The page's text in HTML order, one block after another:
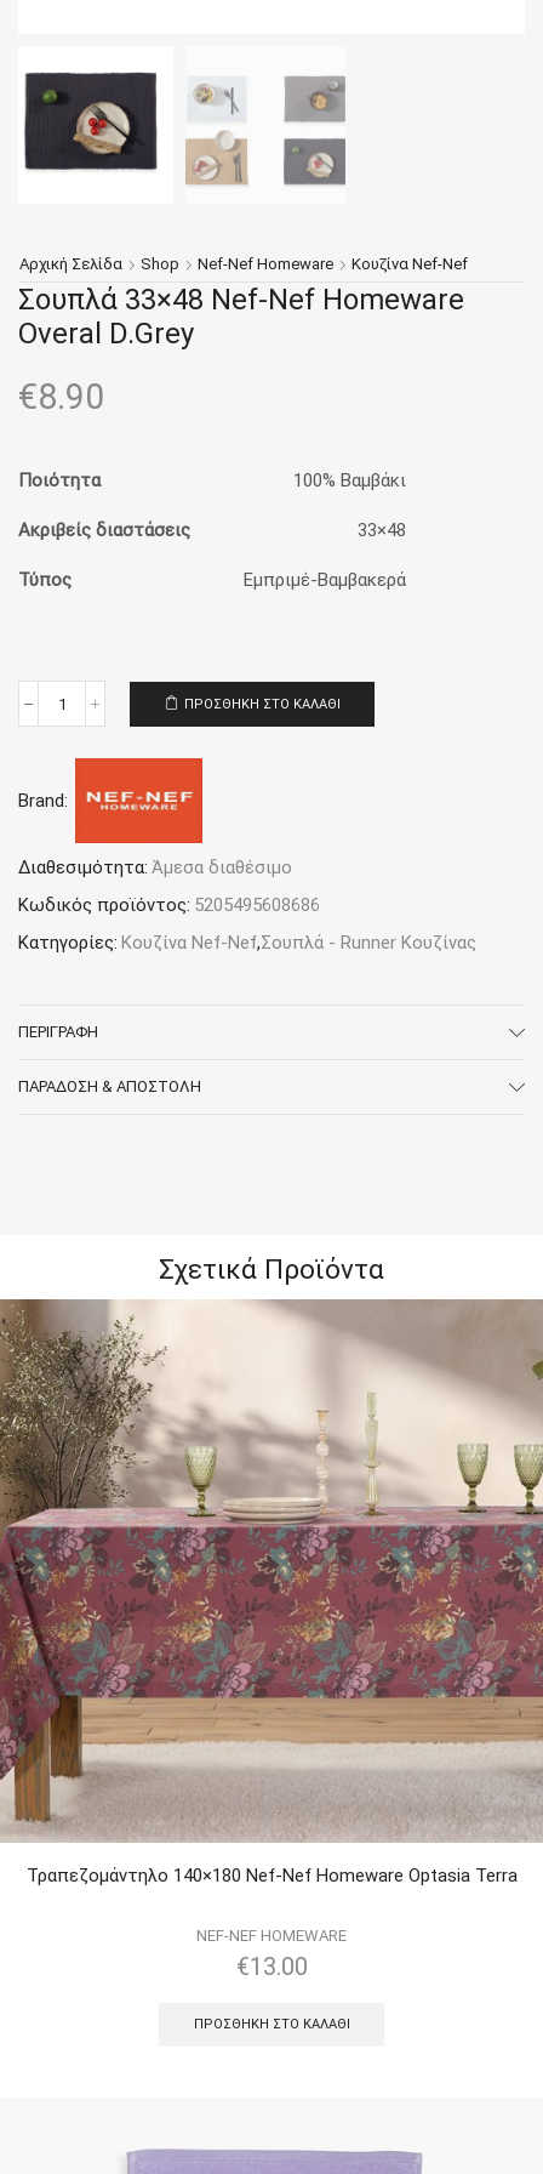
Αρχική Σελίδα Shop Nef-Nef Homeware Κουζίνα Nef-Nef
Σουπλά 33×48 Nef-Nef Homeware
Overal D.Grey
€8.90
Ποιότητα 100% Βαμβάκι
Ακριβείς διαστάσεις 33×48
Τύπος Εμπριμέ-Βαμβακερά
Σουπλά
Nef-
Homeware
D.Grey
ποσότητα
ΠΡΟΣΘΉΚΗ ΣΤΟ ΚΑΛΆΘΙ
Brand:
Διαθεσιμότητα: Άμεσα διαθέσιμο
Κωδικός προϊόντος: 5205495608686
Κατηγορίες: Κουζίνα Nef-Nef,Σουπλά - Runner Κουζίνας
ΠΕΡΙΓΡΑΦΉ
ΠΑΡΆΔΟΣΗ & ΑΠΟΣΤΟΛΉ
Σχετικά Προϊόντα
Τραπεζομάντηλο 140×180 Nef-Nef Homeware Optasia Terra
NEF-NEF HOMEWARE
€13.00
ΠΡΟΣΘΉΚΗ ΣΤΟ ΚΑΛΆΘΙ